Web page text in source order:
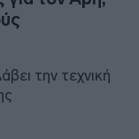
την τεχνική